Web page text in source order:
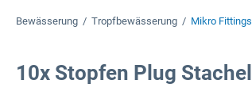
Bewässerung / Tropfbewässerung / Mikro Fittings
10x Stopfen Plug Stachel